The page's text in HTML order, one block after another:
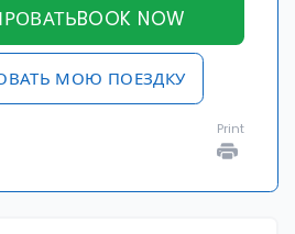
NOW
МОЮ ПОЕЗДКУ
Print